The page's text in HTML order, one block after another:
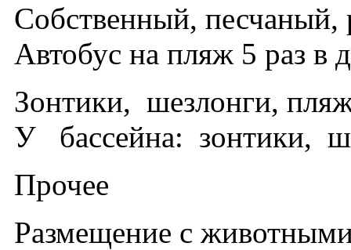
Собственный, песчаный,
Автобус на пляж 5 раз в
Зонтики, шезлонги,
У бассейна: зонтики,
Прочее
Размещение с